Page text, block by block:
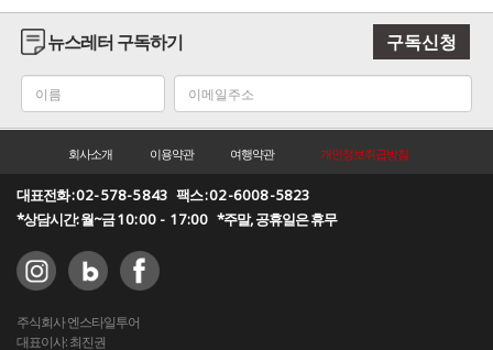
뉴스레터 구독하기 구독신청
회사소개 이용약관 여행약관 개인정보취급방침
대표전화 :02-578-5843 팩스 :02-6008-5823
*상담시간: 월~금10:00 - 17:00 *주말, 공휴일은 휴무
주식회사 엔스타일투어
대표이사: 최진권